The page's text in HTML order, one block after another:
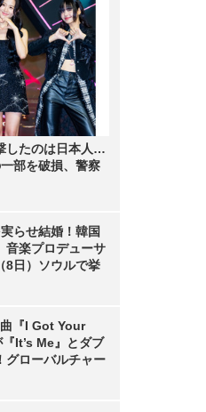
したのは日本人…
部を破損、警察
らせ結婚！韓国
音楽プロデューサ
8日）ソウルで挙
『I Got Your
It’s Me』とダブ
グローバルチャー